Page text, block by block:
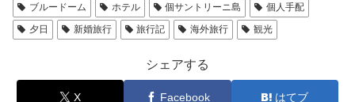
ブルードーム
ホテル 個サントリーニ島
個人手配
夕日
新婚旅行 旅行記 海外旅行 観光
シェアする
X Facebook はてブ